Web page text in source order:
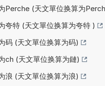
Perche (天文單位换算为
夸特 (天文單位换算为夸特 )
码 (天文單位换算为码)
ch (天文單位换算为鏈)
浪 (天文單位换算为浪)